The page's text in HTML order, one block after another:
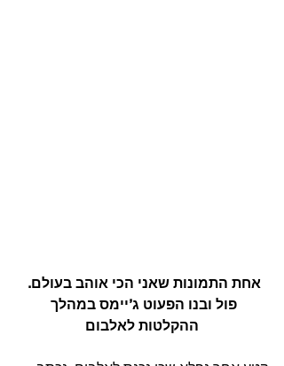
אחת התמונות שאני הכי אוהב בעולם.
פול ובנו הפעוט ג’יימס במהלך
ההקלטות לאלבום